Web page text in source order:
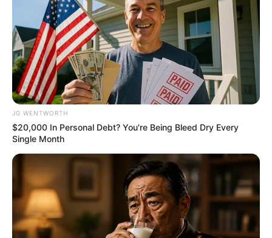
TOP CONTENT
วัดสวย
วัดสวยเชียงใหม่
ทำนายฝัน
สถิติหวยรายเดือน
ดวงรายวัน
บทสวดมนต์
วิธีบนไอ้ไข่
ไหว้ท้าวเวสสุวรรณ
วิธีไหว้วัดแขก
วอลเปเปอร์พระแม่ลักษมี
วอลเปเปอร์ ฟรี
สีมงคล
เว็บไซต์นี้ใช้คุกกี้
เพื่อการนำเสนอเนื้อหาที่ดี รวมถึงการจัดการข้อมูลส่วนบุคคล เพื่อให้คุณได้รับ
ประสบการณ์ที่ดีบนบริการของเว็บไซต์เรา หากคุณใช้บริการเว็บไซต์นี้ต่อไปโดย
ไม่มีการปรับตั้งค่าใดๆนั้น แสดงว่าคุณยอมรับนโยบายคุกกี้และนโยบายส่วน
บุคคลของเรา
ยอมรับ เรียนรู้เพิ่มเติม
JG WENTWORTH
$20,000 In Personal Debt? You're Being Bleed Dry Every
Single Month